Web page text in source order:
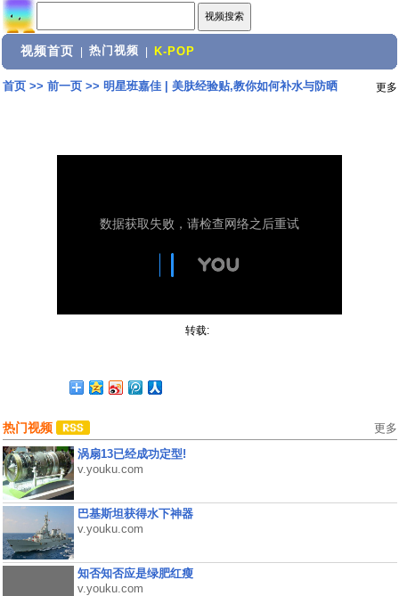
视频首页 热门视频 K-POP
首页>> 前一页>> 明星班嘉佳 | 美肤经验贴,教你如何补水与防晒 更多
转载:
热门视频 更多
涡扇13已经成功定型!
v.youku.com
巴基斯坦获得水下神器
v.youku.com
知否知否应是绿肥红瘦
v.youku.com